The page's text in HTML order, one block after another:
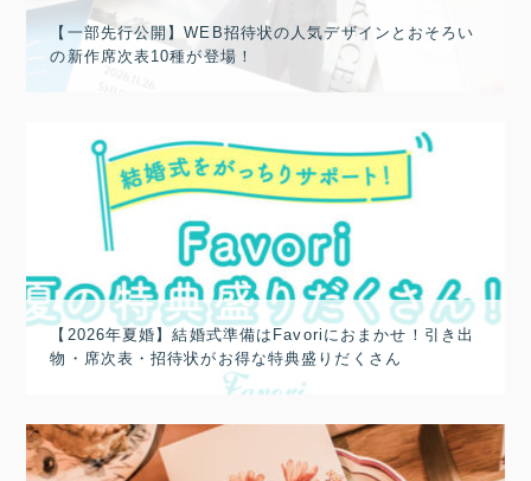
【一部先行公開】WEB招待状の人気デザインとおそろい
の新作席次表10種が登場！
【2026年夏婚】結婚式準備はFavoriにおまかせ！引き出
物・席次表・招待状がお得な特典盛りだくさん